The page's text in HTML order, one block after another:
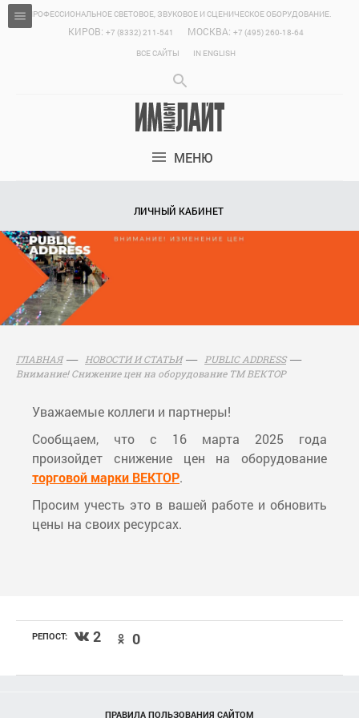
ПРОФЕССИОНАЛЬНОЕ СВЕТОВОЕ, ЗВУКОВОЕ И СЦЕНИЧЕСКОЕ ОБОРУДОВАНИЕ.
КИРОВ: +7 (8332) 211-541 МОСКВА: +7 (495) 260-18-64
ВСЕ САЙТЫ
IN ENGLISH
МЕНЮ
ЛИЧНЫЙ КАБИНЕТ
ГЛАВНАЯ НОВОСТИ И СТАТЬИ
PUBLIC ADDRESS
Внимание! Снижение цен на оборудование ТМ ВЕКТОР
Уважаемые коллеги и партнеры!
Сообщаем, что с 16 марта 2025 года
произойдет снижение цен на оборудование
торговой марки ВЕКТОР.
Просим учесть это в вашей работе и обновить
цены на своих ресурсах.
РЕПОСТ: 2 0
ПРАВИЛА ПОЛЬЗОВАНИЯ САЙТОМ